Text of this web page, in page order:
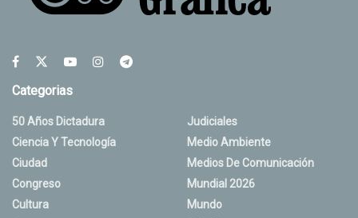
Categorias
50 Años Dictadura
Ciencia Y Tecnología
Ciudad
Congreso
Cultura
Judiciales
Medio Ambiente
Medios De Comunicación
Mundial 2026
Mundo